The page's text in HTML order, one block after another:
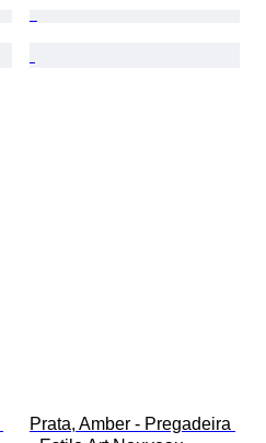
Prata, Amber - Pregadeira